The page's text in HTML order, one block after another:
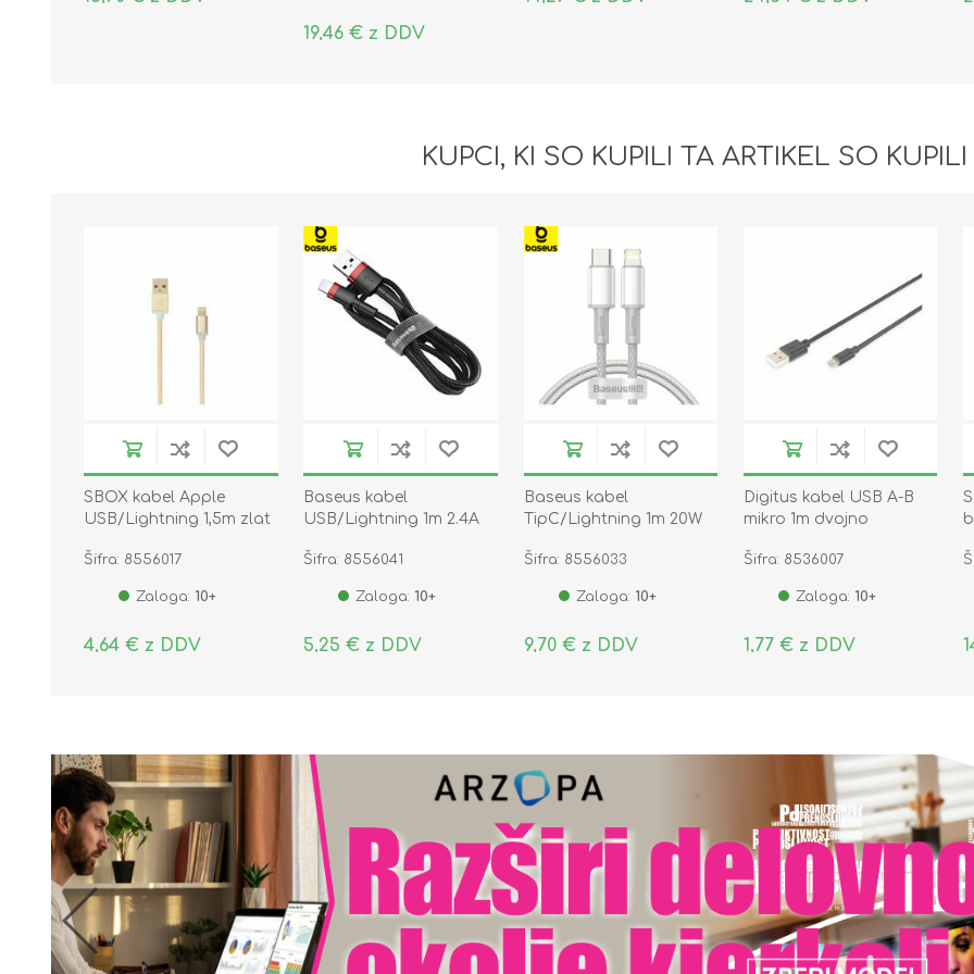
19,46 € z DDV
KUPCI, KI SO KUPILI TA ARTIKEL SO
SBOX kabel Apple
USB/Lightning 1,5m zlat
Šifra: 8556017
Zaloga: 10+
4,64 € z DDV
Baseus kabel
USB/Lightning 1m 2.4A
B19
Šifra: 8556041
Zaloga: 10+
5,25 € z DDV
Baseus kabel
TipC/Lightning 1m 20W
02
Šifra: 8556033
Zaloga: 10+
9,70 € z DDV
Digitus kabel USB A-B
mikro 1m dvojno
Šifra: 8536007
Zaloga: 10+
1,77 € z DDV